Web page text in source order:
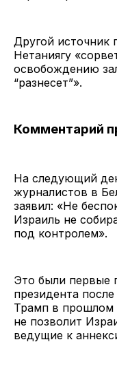
Другой источник
Нетаниягу
освобождению
“разнесет”».
Комментарий
На следующий
журналистов в
заявил: «Не
Израиль не
под контролем».
Это были первые
президента
Трамп в прошлом
не позволит
ведущие к